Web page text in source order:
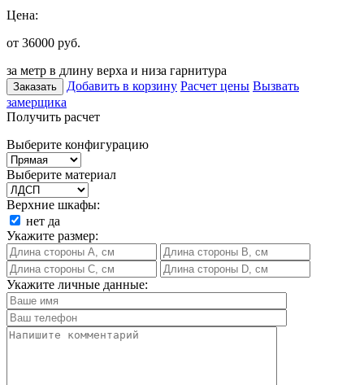
Цена:
от 36000 руб.
за метр в длину верха и низа гарнитура
Заказать Добавить в корзину Расчет цены Вызвать
замерщика
Получить расчет
Выберите конфигурацию
Выберите материал
Верхние шкафы:
нет да
Укажите размер:
Укажите личные данные: